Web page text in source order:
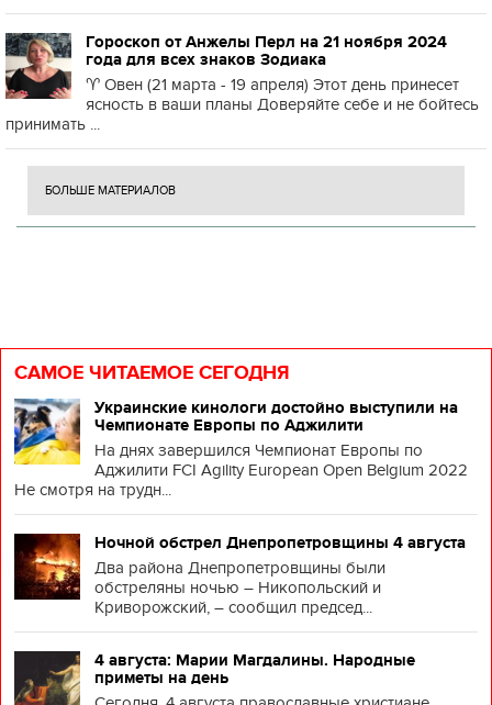
Гороскоп от Анжелы Перл на 21 ноября 2024
года для всех знаков Зодиака
♈️ Овен (21 марта - 19 апреля) Этот день принесет
ясность в ваши планы Доверяйте себе и не бойтесь
принимать ...
БОЛЬШЕ МАТЕРИАЛОВ
САМОЕ ЧИТАЕМОЕ СЕГОДНЯ
Украинские кинологи достойно выступили на
Чемпионате Европы по Аджилити
На днях завершился Чемпионат Европы по
Аджилити FCI Agility European Open Belgium 2022
Не смотря на трудн...
Ночной обстрел Днепропетровщины 4 августа
Два района Днепропетровщины были
обстреляны ночью – Никопольский и
Криворожский, – сообщил председ...
4 августа: Марии Магдалины. Народные
приметы на день